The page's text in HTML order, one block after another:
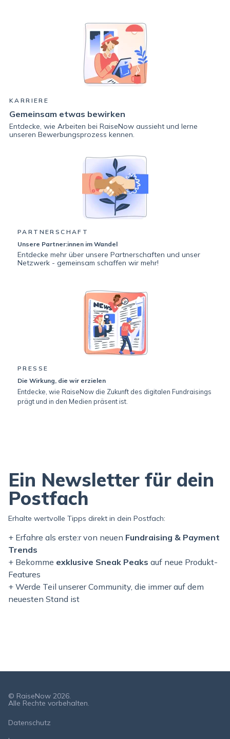
KARRIERE
Gemeinsam etwas bewirken
Entdecke, wie Arbeiten bei RaiseNow aussieht und lerne
unseren Bewerbungsprozess kennen.
PARTNERSCHAFT
Unsere Partner:innen im Wandel
Entdecke mehr über unsere Partnerschaften und unser
Netzwerk - gemeinsam schaffen wir mehr!
PRESSE
Die Wirkung, die wir erzielen
Entdecke, wie RaiseNow die Zukunft des digitalen Fundraisings
prägt und in den Medien präsent ist.
Ein Newsletter für dein
Postfach
Erhalte wertvolle Tipps direkt in dein Postfach:
+ Erfahre als erste:r von neuen Fundraising & Payment
Trends
+ Bekomme exklusive Sneak Peaks auf neue Produkt-
Features
+ Werde Teil unserer Community, die immer auf dem
neuesten Stand ist
© RaiseNow 2026.
Alle Rechte vorbehalten.
Datenschutz